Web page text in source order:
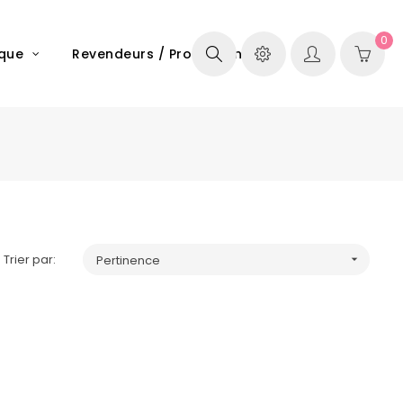
Revendeurs / Professionels
0
Trier par: Pertinence 